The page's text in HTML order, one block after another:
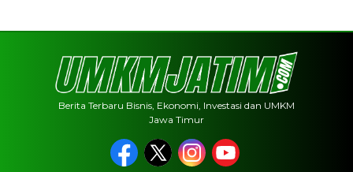
Berita Terbaru Bisnis, Ekonomi, Investasi dan UMKM
Jawa Timur